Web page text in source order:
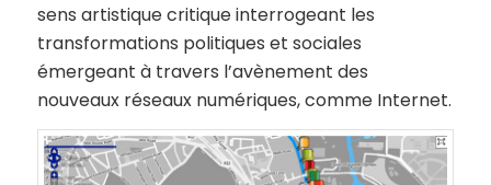
sens artistique critique interrogeant les
transformations politiques et sociales
émergeant à travers l’avènement des
nouveaux réseaux numériques, comme Internet.